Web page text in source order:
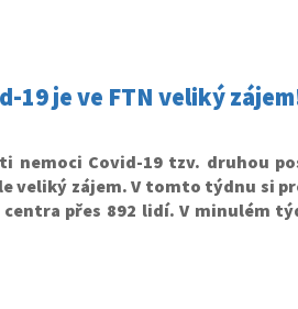
19 je ve FTN veliký
nemoci Covid-19 tzv. druhou
veliký zájem. V tomto týdnu si
přes 892 lidí. V minulém